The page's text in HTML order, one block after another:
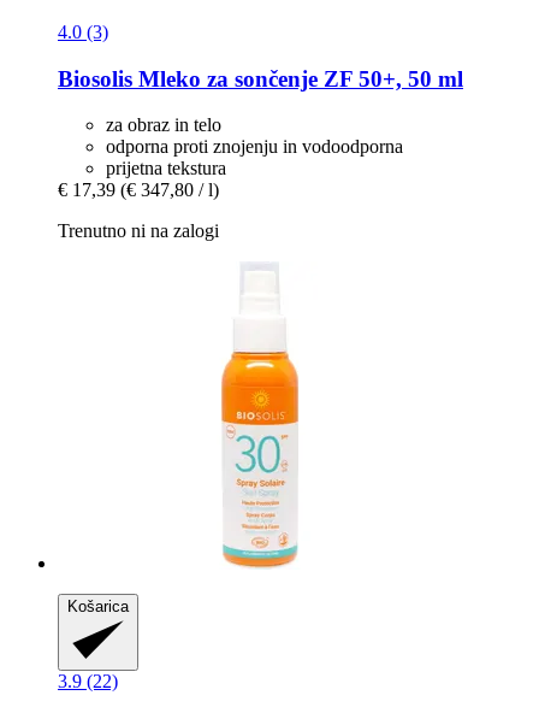
4.0 (3)
Biosolis Mleko za sončenje ZF 50+, 50 ml
za obraz in telo
odporna proti znojenju in vodoodporna
prijetna tekstura
€ 17,39 (€ 347,80 / l)
Trenutno ni na zalogi
Košarica
3.9 (22)